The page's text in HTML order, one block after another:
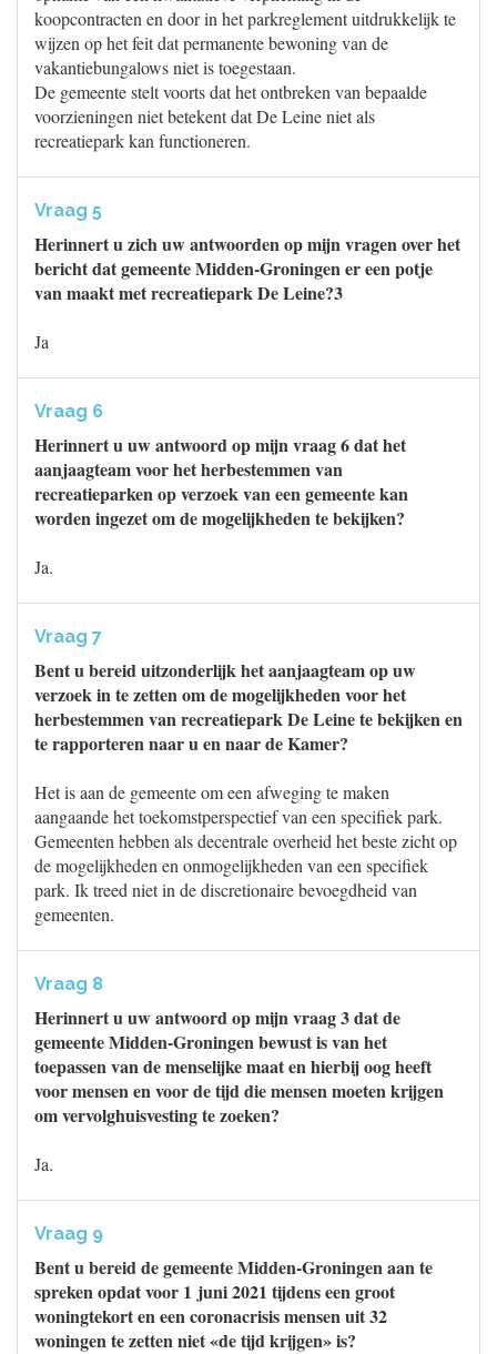
koopcontracten en door in het parkreglement uitdrukkelijk te
wijzen op het feit dat permanente bewoning van de
vakantiebungalows niet is toegestaan.
De gemeente stelt voorts dat het ontbreken van bepaalde
voorzieningen niet betekent dat De Leine niet als
recreatiepark kan functioneren.
Vraag 5
Herinnert u zich uw antwoorden op mijn vragen over het
bericht dat gemeente Midden-Groningen er een potje
van maakt met recreatiepark De Leine?3
Ja
Vraag 6
Herinnert u uw antwoord op mijn vraag 6 dat het
aanjaagteam voor het herbestemmen van
recreatieparken op verzoek van een gemeente kan
worden ingezet om de mogelijkheden te bekijken?
Ja.
Vraag 7
Bent u bereid uitzonderlijk het aanjaagteam op uw
verzoek in te zetten om de mogelijkheden voor het
herbestemmen van recreatiepark De Leine te bekijken en
te rapporteren naar u en naar de Kamer?
Het is aan de gemeente om een afweging te maken
aangaande het toekomstperspectief van een specifiek park.
Gemeenten hebben als decentrale overheid het beste zicht op
de mogelijkheden en onmogelijkheden van een specifiek
park. Ik treed niet in de discretionaire bevoegdheid van
gemeenten.
Vraag 8
Herinnert u uw antwoord op mijn vraag 3 dat de
gemeente Midden-Groningen bewust is van het
toepassen van de menselijke maat en hierbij oog heeft
voor mensen en voor de tijd die mensen moeten krijgen
om vervolghuisvesting te zoeken?
Ja.
Vraag 9
Bent u bereid de gemeente Midden-Groningen aan te
spreken opdat voor 1 juni 2021 tijdens een groot
woningtekort en een coronacrisis mensen uit 32
woningen te zetten niet «de tijd krijgen» is?